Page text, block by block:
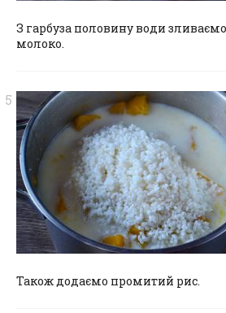
З гарбуза половину води
молоко.
Також додаємо промитий рис.